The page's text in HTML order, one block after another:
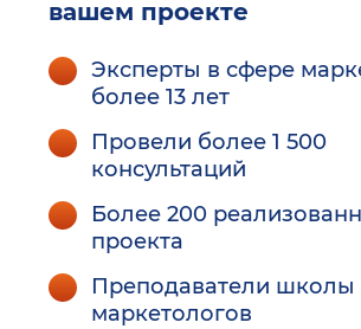
вашем проекте
Эксперты в сфере
более 13 лет
Провели более 1 500
консультаций
Более 200
проекта
Преподаватели школы
маркетологов